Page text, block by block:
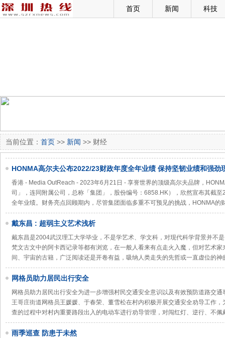
首页 新闻 科技
当前位置： 首页 >> 新闻 >> 财经
HONMA高尔夫公布2022/23财政年度全年业绩 保持坚韧业绩和强劲
香港 - Media OutReach - 2023年6月21日 - 享誉世界的顶级高尔夫品牌，
司」，连同附属公司，总称「集团」，股份编号：6858.HK），欣然宣布其截
全年业绩。财务亮点回顾期内，尽管集团面临多重不可预见的挑战，HONMA的
戴东昌 : 超弱主义艺术浅析
戴东昌是2004武汉理工大学毕业，不是学艺术、学文科，对现代科学背景并不
梵文古文中的阿卡西记录等都有浏览，在一般人看来有点走火入魔，但对艺术
间、宇宙的古籍，广泛阅读还是开卷有益，吸纳人类走失的先哲或一直虚位的
网格员助力居民出行安全
网格员助力居民出行安全为进一步增强村民交通安全意识以及有效预防道路交
王哥庄街道网格员王媛媛、于春荣、董雪松在村内积极开展交通安全劝导工作
查的过程中对村内重要路段出入的电动车进行劝导管理，对闯红灯、逆行、不佩
雨季巡查 防患于未然